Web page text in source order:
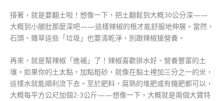
接著，就是要翻土啦！想像一下，把土翻鬆到大概30公分深——
大概到小腿肚那麼深吧——這樣辣椒的根才能舒服地伸展。當然，
石頭、雜草這些「垃圾」也要清乾淨，別跟辣椒搶營養。
再來，就是幫辣椒「進補」了！辣椒喜歡排水好、營養豐富的土
壤。如果你的土太黏，加點粗砂，就像在黏土裡加三分之一的米，
這樣水就能順利流下去。至於肥料，腐熟的堆肥或有機肥都可以，
大概每平方公尺加個2-3公斤——想像一下，大概就是兩個大寶特